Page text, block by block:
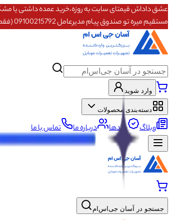
مستقیم میره تو صندوق پیام مدیرعامل 09100215792 (فقط پیام بده- تماس پاسخگو نیستم)
وارد شوید
دسته‌بندی محصولات
وبلاگ برندها درباره ما تماس با ما
جستجو در آسان جی‌اس‌ام